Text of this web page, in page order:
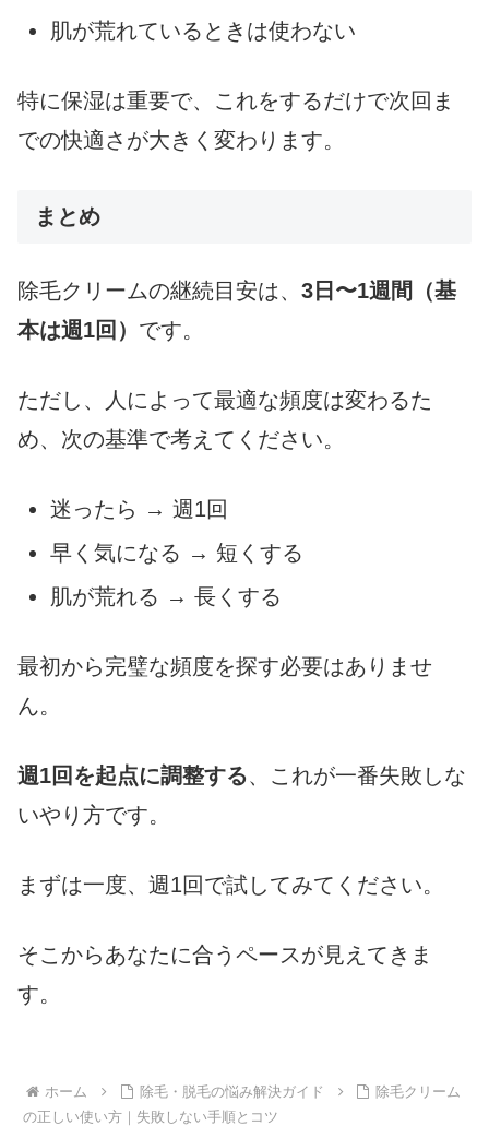
肌が荒れているときは使わない
特に保湿は重要で、これをするだけで次回ま
での快適さが大きく変わります。
まとめ
除毛クリームの継続目安は、 3日〜1週間（基
本は週1回） です。
ただし、人によって最適な頻度は変わるた
め、次の基準で考えてください。
迷ったら → 週1回
早く気になる → 短くする
肌が荒れる → 長くする
最初から完璧な頻度を探す必要はありませ
ん。
週1回を起点に調整する、これが一番失敗しな
いやり方です。
まずは一度、週1回で試してみてください。
そこからあなたに合うペースが見えてきま
す。
ホーム 除毛・脱毛の悩み解決ガイド
除毛クリーム
の正しい使い方｜失敗しない手順とコツ